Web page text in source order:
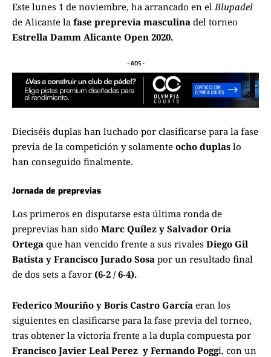
Este lunes 1 de noviembre, ha arrancado en elBlupadel
de Alicante la fase preprevia masculina del torneo
Estrella Damm Alicante Open 2020.
- ADS -
Dieciséis duplas han luchado por clasificarse para la fase
previa de la competición y solamente ocho duplas lo
han conseguido finalmente.
Jornada de preprevias
Los primeros en disputarse esta última ronda de
preprevias han sido Marc Quílez y Salvador Oria
Ortega que han vencido frente a sus rivales Diego Gil
Batista y Francisco Jurado Sosa por un resultado final
de dos sets a favor (6-2 / 6-4).
Federico Mouriño y Boris Castro García eran los
siguientes en clasificarse para la fase previa del torneo,
tras obtener la victoria frente a la dupla compuesta por
Francisco Javier Leal Perez y Fernando Poggi, con un